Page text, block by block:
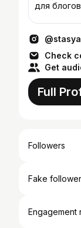
для
Check
Get
Full
Followers
Fake
Engagement